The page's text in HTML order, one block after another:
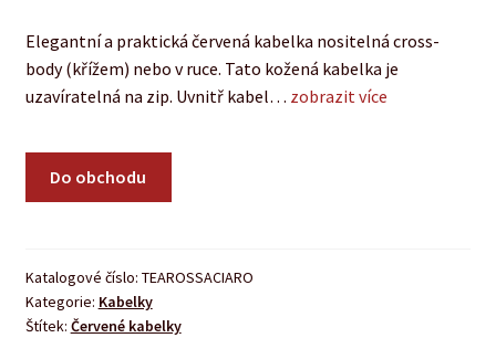
Elegantní a praktická červená kabelka nositelná cross-
body (křížem) nebo v ruce. Tato kožená kabelka je
uzavíratelná na zip. Uvnitř kabel… zobrazit více
Do obchodu
Katalogové číslo: TEAROSSACIARO
Kategorie: Kabelky
Štítek: Červené kabelky